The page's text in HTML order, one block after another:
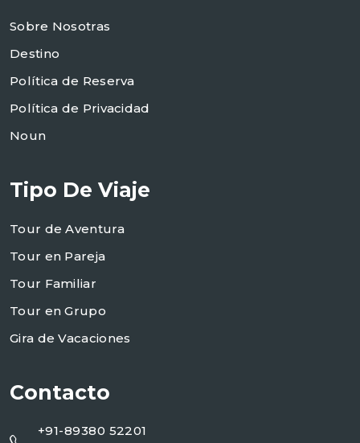
Sobre Nosotras
Destino
Política de Reserva
Política de Privacidad
Noun
Tipo De Viaje
Tour de Aventura
Tour en Pareja
Tour Familiar
Tour en Grupo
Gira de Vacaciones
Contacto
+91-89380 52201